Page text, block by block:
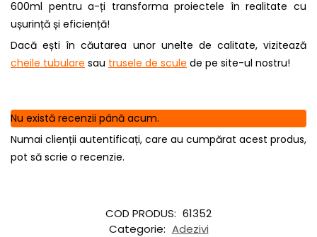
600ml pentru a-ți transforma proiectele în realitate cu
ușurință și eficiență!
Dacă ești în căutarea unor unelte de calitate, vizitează
cheile tubulare sau trusele de scule de pe site-ul nostru!
Nu există recenzii până acum.
Numai clienții autentificați, care au cumpărat acest produs,
pot să scrie o recenzie.
COD PRODUS: 61352
Categorie: Adezivi